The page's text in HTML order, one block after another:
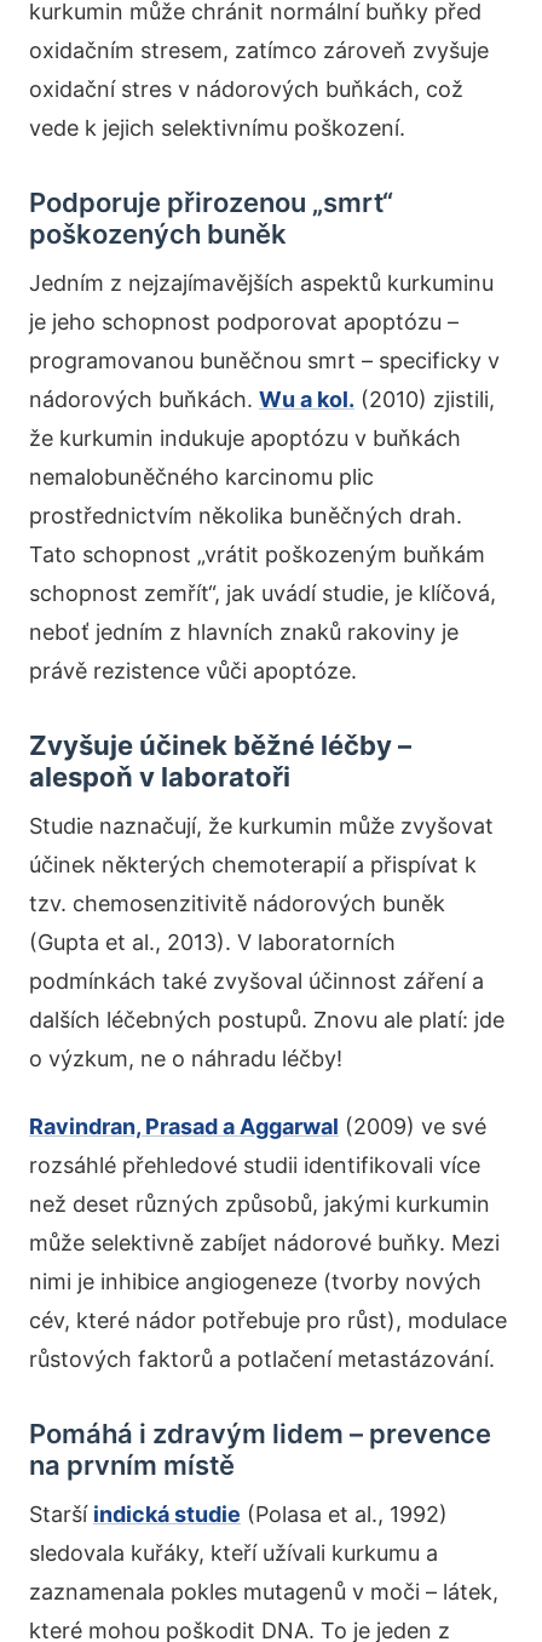
kurkumin může chránit normální buňky před
oxidačním stresem, zatímco zároveň zvyšuje
oxidační stres v nádorových buňkách, což
vede k jejich selektivnímu poškození.
Podporuje přirozenou „smrt“
poškozených buněk
Jedním z nejzajímavějších aspektů kurkuminu
je jeho schopnost podporovat apoptózu –
programovanou buněčnou smrt – specificky v
nádorových buňkách. Wu a kol. (2010) zjistili,
že kurkumin indukuje apoptózu v buňkách
nemalobuněčného karcinomu plic
prostřednictvím několika buněčných drah.
Tato schopnost „vrátit poškozeným buňkám
schopnost zemřít“, jak uvádí studie, je klíčová,
neboť jedním z hlavních znaků rakoviny je
právě rezistence vůči apoptóze.
Zvyšuje účinek běžné léčby –
alespoň v laboratoři
Studie naznačují, že kurkumin může zvyšovat
účinek některých chemoterapií a přispívat k
tzv. chemosenzitivitě nádorových buněk
(Gupta et al., 2013). V laboratorních
podmínkách také zvyšoval účinnost záření a
dalších léčebných postupů. Znovu ale platí: jde
o výzkum, ne o náhradu léčby!
Ravindran, Prasad a Aggarwal (2009) ve své
rozsáhlé přehledové studii identifikovali více
než deset různých způsobů, jakými kurkumin
může selektivně zabíjet nádorové buňky. Mezi
nimi je inhibice angiogeneze (tvorby nových
cév, které nádor potřebuje pro růst), modulace
růstových faktorů a potlačení metastázování.
Pomáhá i zdravým lidem – prevence
na prvním místě
Starší indická studie (Polasa et al., 1992)
sledovala kuřáky, kteří užívali kurkumu a
zaznamenala pokles mutagenů v moči – látek,
které mohou poškodit DNA. To je jeden z